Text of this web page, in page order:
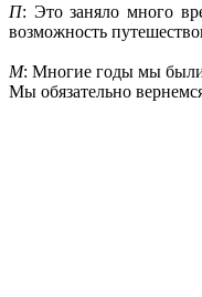
П: Это заняло много
возможность
М: Многие годы мы были
Мы обязательно